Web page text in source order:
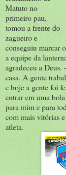
Matuto no
primeiro pau,
tomou a frente do
zagueiro e
conseguiu marcar
a equipe da
agradeceu a Deus.
casa. A gente
e hoje a gente foi
entrar em uma
para mim e para
com mais vitórias
atleta.